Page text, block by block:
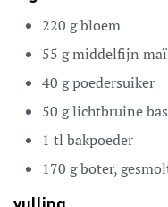
220 gbloem
55 gmiddelfijn
40 gpoedersuiker
50 glichtbruine
1 tl bakpoeder
170 gboter,